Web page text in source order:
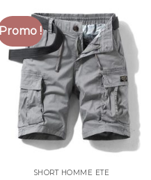
Promo !
SHORT HOMME ETE